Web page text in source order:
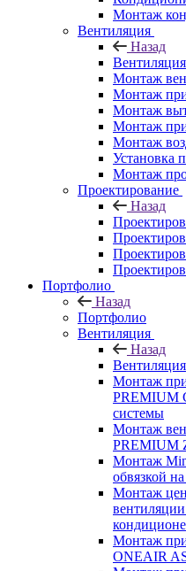
Монтаж
Вентиляция
Назад
Вентиляция
Монтаж
Монтаж
Монтаж
Монтаж
Монтаж
Установка
Монтаж
Проектирование
Назад
Портфолио
Назад
Портфолио
Вентиляция
Назад
Вентиляция
Монтаж
PREMIUM
системы
Монтаж
PREMIUM
Монтаж
обвязкой
Монтаж
вентиляции
Монтаж
ONEAIR